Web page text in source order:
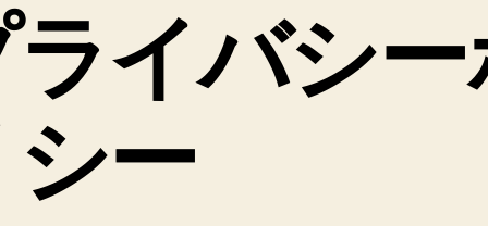
イバシ
ー